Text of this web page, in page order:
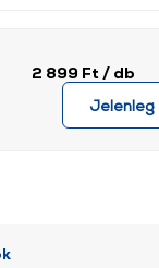
2 899 Ft / db
Jelenleg